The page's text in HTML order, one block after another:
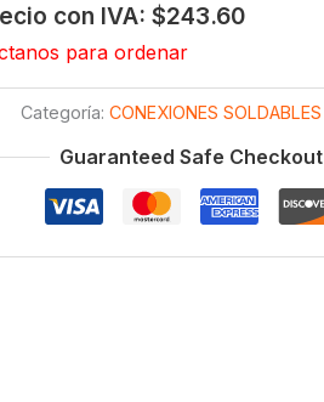
con IVA: $243.60
para ordenar
Categoría: CONEXIONES SOLDABLES
Guaranteed Safe Checkout